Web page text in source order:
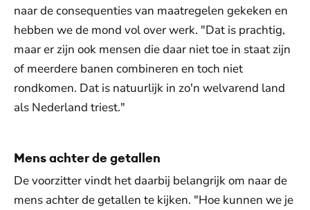
naar de consequenties van maatregelen gekeken en
hebben we de mond vol over werk. "Dat is prachtig,
maar er zijn ook mensen die daar niet toe in staat zijn
of meerdere banen combineren en toch niet
rondkomen. Dat is natuurlijk in zo'n welvarend land
als Nederland triest."
Mens achter de getallen
De voorzitter vindt het daarbij belangrijk om naar de
mens achter de getallen te kijken. "Hoe kunnen we je